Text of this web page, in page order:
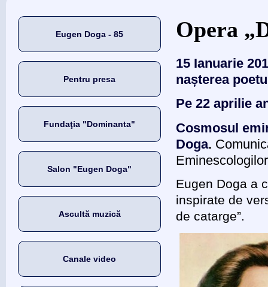
Eugen Doga - 85
Pentru presa
Fundaţia "Dominanta"
Salon "Eugen Doga"
Ascultă muzică
Canale video
Eşti aici
Opera
15 Ianuarie
nașterea
Pe 22 aprilie
Cosmosul
Doga.
Eugen Doga a
inspirate de
de catarge”.